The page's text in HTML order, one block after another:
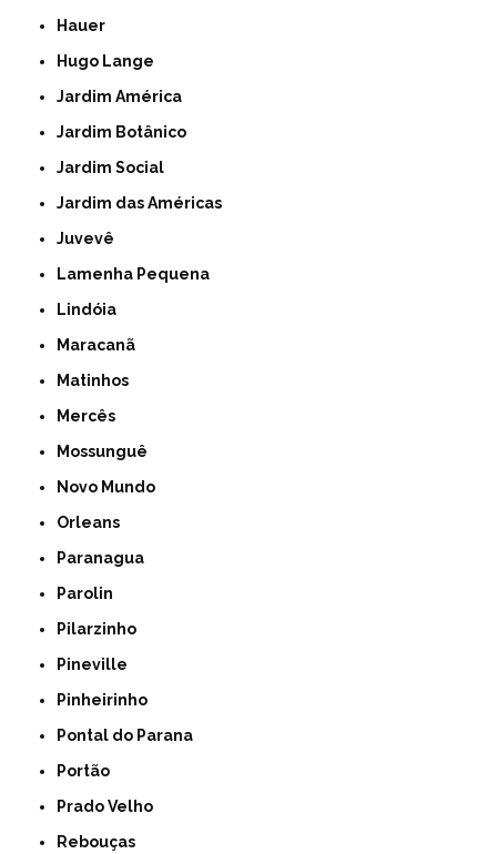
Hauer
Hugo Lange
Jardim América
Jardim Botânico
Jardim Social
Jardim das Américas
Juvevê
Lamenha Pequena
Lindóia
Maracanã
Matinhos
Mercês
Mossunguê
Novo Mundo
Orleans
Paranagua
Parolin
Pilarzinho
Pineville
Pinheirinho
Pontal do Parana
Portão
Prado Velho
Rebouças